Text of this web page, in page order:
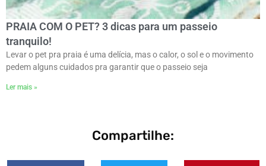
PRAIA COM O PET? 3 dicas para um passeio
tranquilo!
Levar o pet pra praia é uma delícia, mas o calor, o sol e o movimento
pedem alguns cuidados pra garantir que o passeio seja
Ler mais »
Compartilhe: